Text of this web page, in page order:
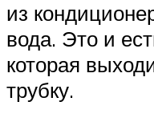
из
вода. Это и
которая
трубку.